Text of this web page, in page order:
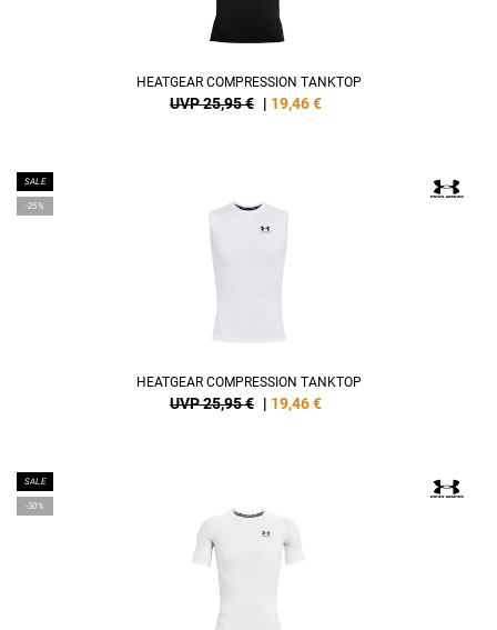
HEATGEAR COMPRESSION TANKTOP
UVP 25,95 € | 19,46€
SALE
-25%
HEATGEAR COMPRESSION TANKTOP
UVP 25,95 € | 19,46€
SALE
-30%